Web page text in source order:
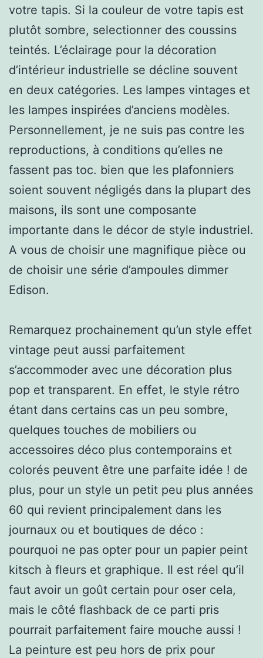
votre tapis. Si la couleur de votre tapis est
plutôt sombre, selectionner des coussins
teintés. L’éclairage pour la décoration
d’intérieur industrielle se décline souvent
en deux catégories. Les lampes vintages et
les lampes inspirées d’anciens modèles.
Personnellement, je ne suis pas contre les
reproductions, à conditions qu’elles ne
fassent pas toc. bien que les plafonniers
soient souvent négligés dans la plupart des
maisons, ils sont une composante
importante dans le décor de style industriel.
A vous de choisir une magnifique pièce ou
de choisir une série d’ampoules dimmer
Edison.
Remarquez prochainement qu’un style effet
vintage peut aussi parfaitement
s’accommoder avec une décoration plus
pop et transparent. En effet, le style rétro
étant dans certains cas un peu sombre,
quelques touches de mobiliers ou
accessoires déco plus contemporains et
colorés peuvent être une parfaite idée ! de
plus, pour un style un petit peu plus années
60 qui revient principalement dans les
journaux ou et boutiques de déco :
pourquoi ne pas opter pour un papier peint
kitsch à fleurs et graphique. Il est réel qu’il
faut avoir un goût certain pour oser cela,
mais le côté flashback de ce parti pris
pourrait parfaitement faire mouche aussi !
La peinture est peu hors de prix pour